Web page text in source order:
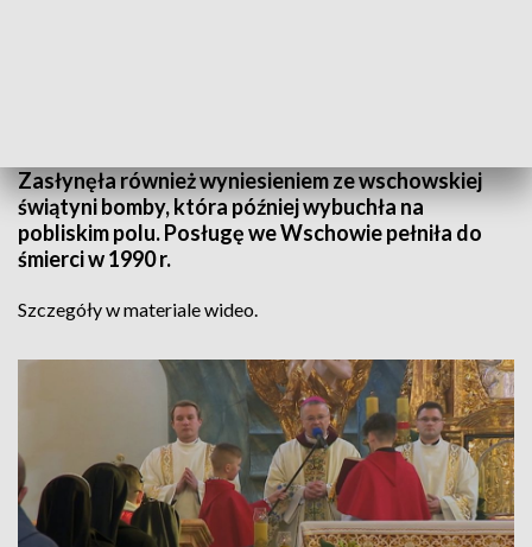
Zasłynęła również wyniesieniem ze wschowskiej
świątyni bomby, która później wybuchła na
pobliskim polu. Posługę we Wschowie pełniła do
śmierci w 1990 r.
Szczegóły w materiale wideo.